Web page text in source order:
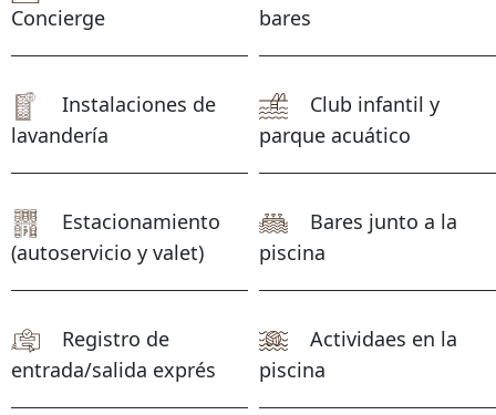
Amenidades
Concierge
bares
Instalaciones de
lavandería
Club infantil y
parque acuático
Estacionamiento
(autoservicio y valet)
Bares junto a la
piscina
Registro de
entrada/salida exprés
Actividaes en la
piscina